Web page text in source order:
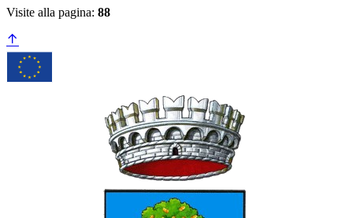
Visite alla pagina: 88